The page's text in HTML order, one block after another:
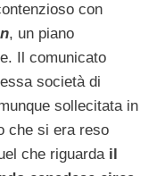
con
, un piano
Il comunicato
società di
sollecitata in
che si era reso
che riguarda il